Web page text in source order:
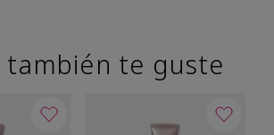
también te guste